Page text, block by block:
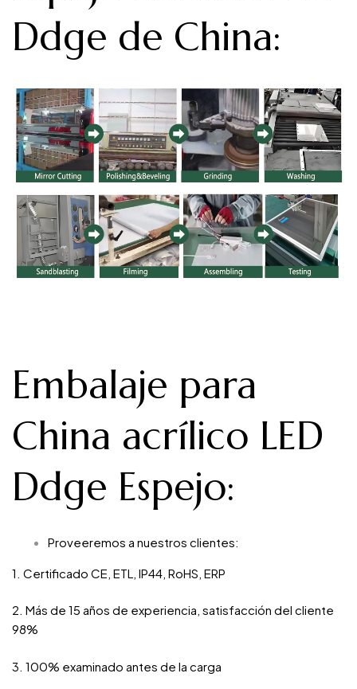
Ddge de China:
Embalaje para
China acrílico LED
Ddge Espejo:
Proveeremos a nuestros clientes:
1. Certificado CE, ETL, IP44, RoHS, ERP
2. Más de 15 años de experiencia, satisfacción del cliente
98%
3. 100% examinado antes de la carga